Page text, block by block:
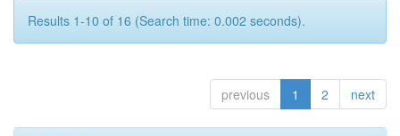
Results 1-10 of 16 (Search time: 0.002 seconds).
previous 1 2 next